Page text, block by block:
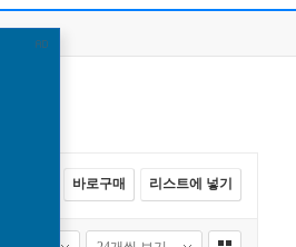
바로구매 리스트에 넣기